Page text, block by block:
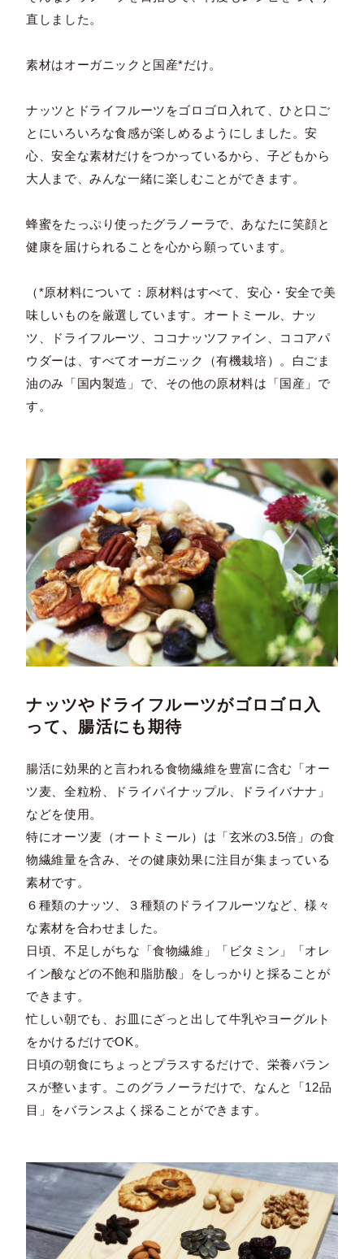
直しました。
素材はオーガニックと国産*だけ。
ナッツとドライフルーツをゴロゴロ入れて、ひと口ご
とにいろいろな食感が楽しめるようにしました。安
心、安全な素材だけをつかっているから、子どもから
大人まで、みんな一緒に楽しむことができます。
蜂蜜をたっぷり使ったグラノーラで、あなたに笑顔と
健康を届けられることを心から願っています。
（*原材料について：原材料はすべて、安心・安全で美
味しいものを厳選しています。オートミール、ナッ
ツ、ドライフルーツ、ココナッツファイン、ココアパ
ウダーは、すべてオーガニック（有機栽培）。白ごま
油のみ「国内製造」で、その他の原材料は「国産」で
す。
ナッツやドライフルーツがゴロゴロ入
って、腸活にも期待
腸活に効果的と言われる食物繊維を豊富に含む「オー
ツ麦、全粒粉、ドライパイナップル、ドライバナナ」
などを使用。
特にオーツ麦（オートミール）は「玄米の3.5倍」の食
物繊維量を含み、その健康効果に注目が集まっている
素材です。
６種類のナッツ、３種類のドライフルーツなど、様々
な素材を合わせました。
日頃、不足しがちな「食物繊維」「ビタミン」「オレ
イン酸などの不飽和脂肪酸」をしっかりと採ることが
できます。
忙しい朝でも、お皿にざっと出して牛乳やヨーグルト
をかけるだけでOK。
日頃の朝食にちょっとプラスするだけで、栄養バラン
スが整います。このグラノーラだけで、なんと「12品
目」をバランスよく採ることができます。